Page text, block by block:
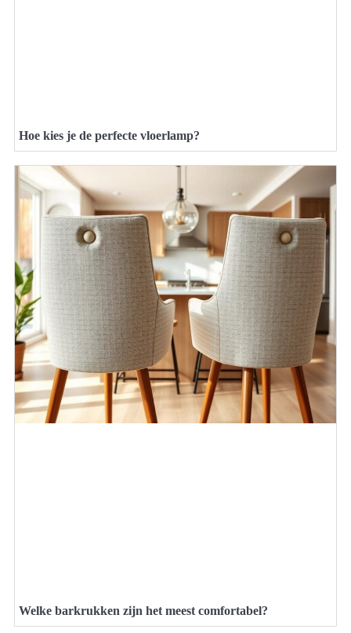
Hoe kies je de perfecte vloerlamp?
Welke barkrukken zijn het meest comfortabel?